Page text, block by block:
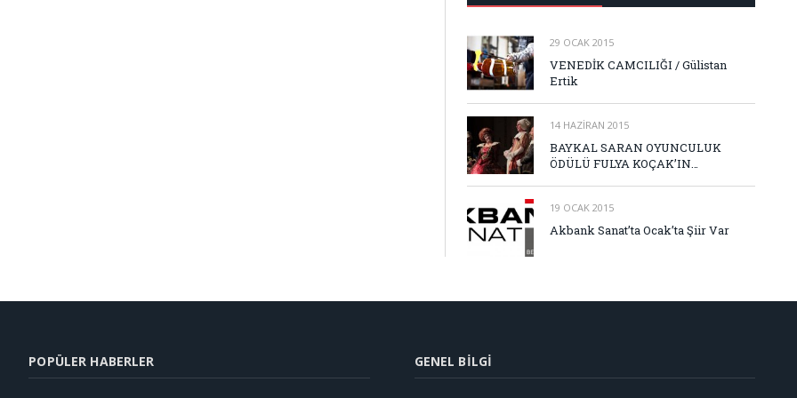
29 OCAK 2015
VENEDİK CAMCILIĞI / Gülistan
Ertik
14 HAZIRAN 2015
BAYKAL SARAN OYUNCULUK
ÖDÜLÜ FULYA KOÇAK’IN…
19 OCAK 2015
Akbank Sanat’ta Ocak’ta Şiir Var
POPÜLER HABERLER GENEL BILGI